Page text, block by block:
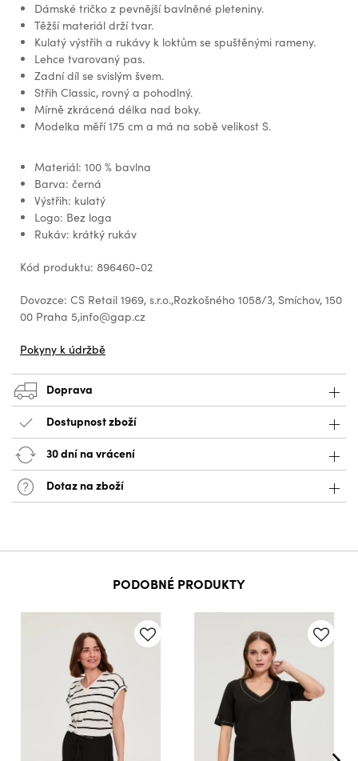
Dámské tričko z pevnější bavlněné pleteniny.
Těžší materiál drží tvar.
Kulatý výstřih a rukávy k loktům se spuštěnými rameny.
Lehce tvarovaný pas.
Zadní díl se svislým švem.
Střih Classic, rovný a pohodlný.
Mírně zkrácená délka nad boky.
Modelka měří 175 cm a má na sobě velikost S.
Materiál: 100 % bavlna
Barva: černá
Výstřih: kulatý
Logo: Bez loga
Rukáv: krátký rukáv
Kód produktu: 896460-02
Dovozce: CS Retail 1969, s.r.o.,Rozkošného 1058/3, Smíchov, 150
00 Praha 5,info@gap.cz
Pokyny k údržbě
Doprava
Dostupnost zboží
30 dní na vrácení
Dotaz na zboží
PODOBNÉ PRODUKTY